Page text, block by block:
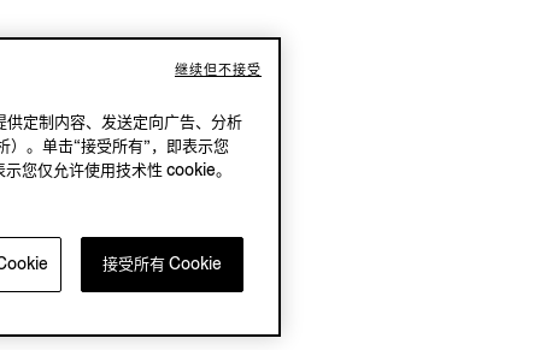
定制内容、发送定向广告、分析
。单击“接受所有”，即表示您
您仅允许使用技术性 cookie。
接受所有 Cookie
继续但不接受